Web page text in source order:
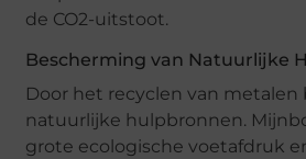
de CO2-uitstoot.
Bescherming van Natuurlijke
Door het recyclen van
natuurlijke hulpbronnen.
grote ecologische voetafdruk